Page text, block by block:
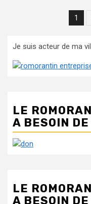
1
Je suis acteur de ma
LE
A BESOIN DE
LE
A BESOIN